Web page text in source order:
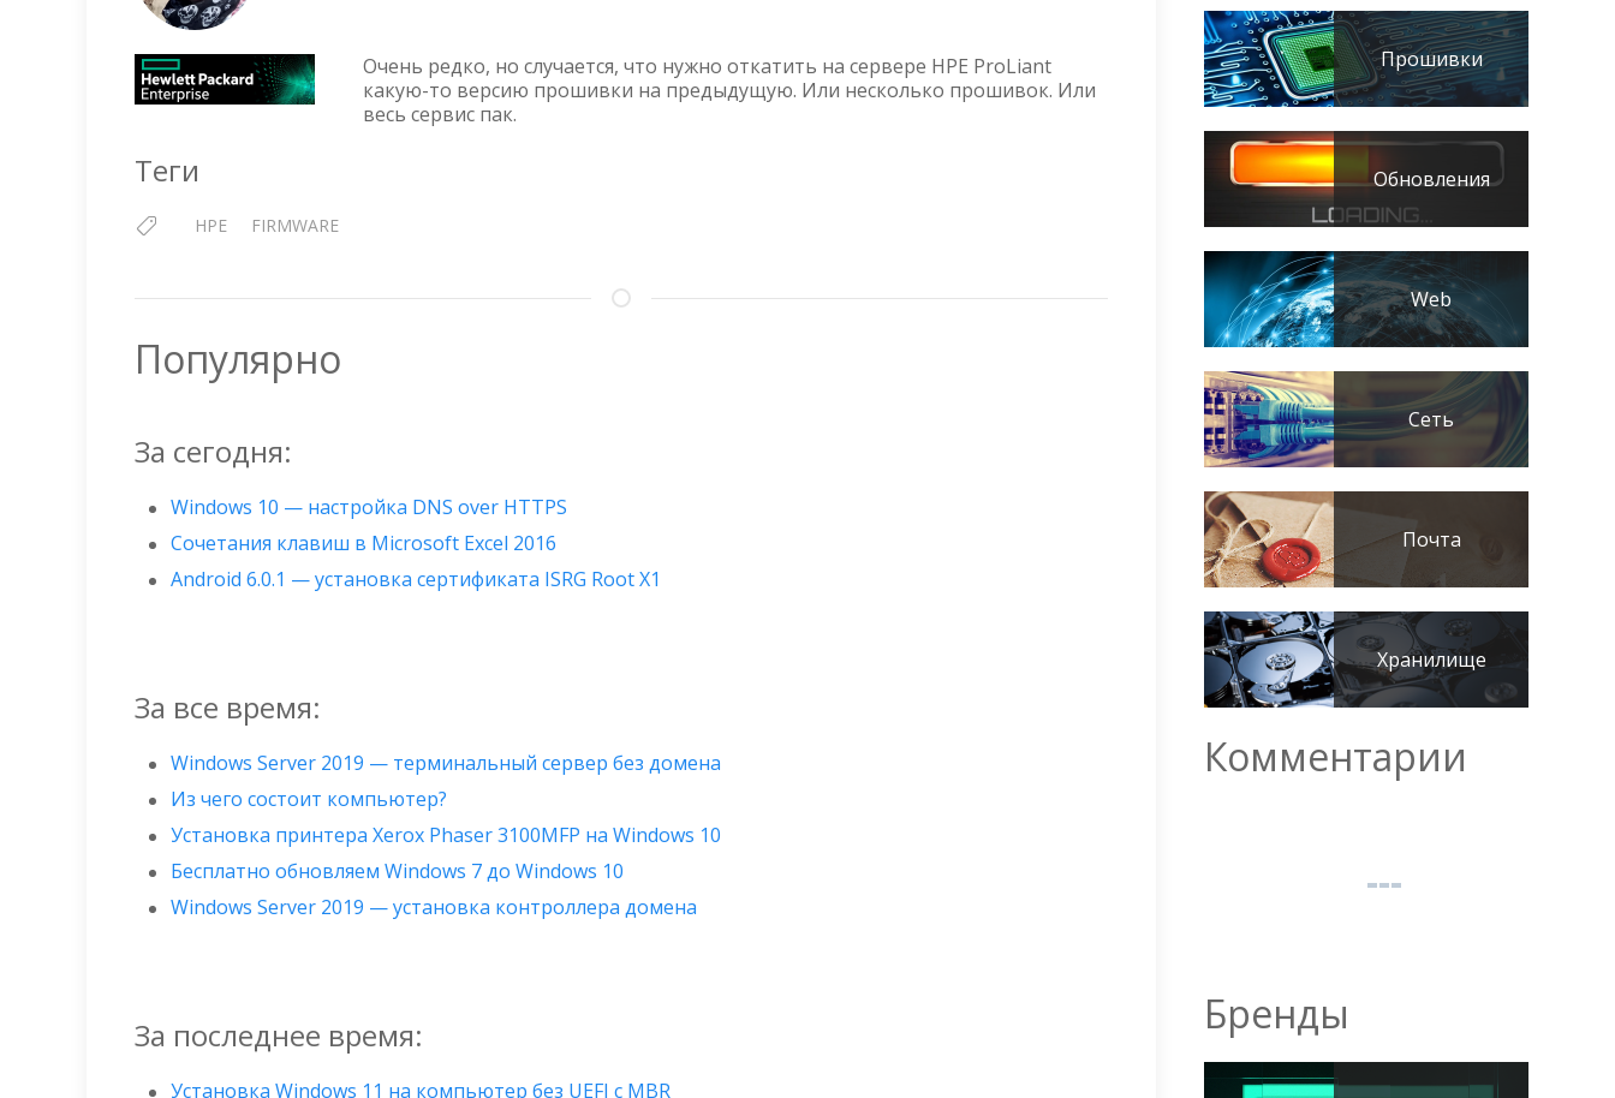
DOWNGRADE
SERVICE
Очень редко, но случается, что нужно откатить на сервере HPE ProLiant
какую-то версию прошивки на предыдущую. Или несколько прошивок. Или
весь сервис пак.
Теги
HPE FIRMWARE
Популярно
За сегодня:
Windows 10 — настройка DNS over HTTPS
Сочетания клавиш в Microsoft Excel 2016
Android 6.0.1 — установка сертификата ISRG Root X1
За все время:
Windows Server 2019 — терминальный сервер без домена
Из чего состоит компьютер?
Установка принтера Xerox Phaser 3100MFP на Windows 10
Бесплатно обновляем Windows 7 до Windows 10
Windows Server 2019 — установка контроллера домена
За последнее время:
Установка Windows 11 на компьютер без UEFI с MBR
Прошивки
Обновления
Web
Сеть
Почта
Хранилище
Комментарии
Бренды